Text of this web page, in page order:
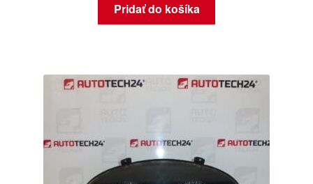
Pridať do košíka